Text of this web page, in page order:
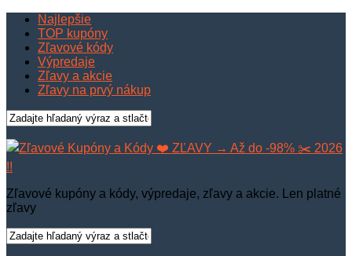
Najlepšie
TOP kupóny
Zľavové kódy
Výpredaje
Zľavy a akcie
Zľavy na prvý nákup
Zľavové kupóny a kódy, výpredaje, zľavy a akcie. Len platné
zľavy